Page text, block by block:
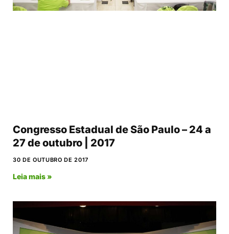
Congresso Estadual de São Paulo – 24 a
27 de outubro | 2017
30 DE OUTUBRO DE 2017
Leia mais »